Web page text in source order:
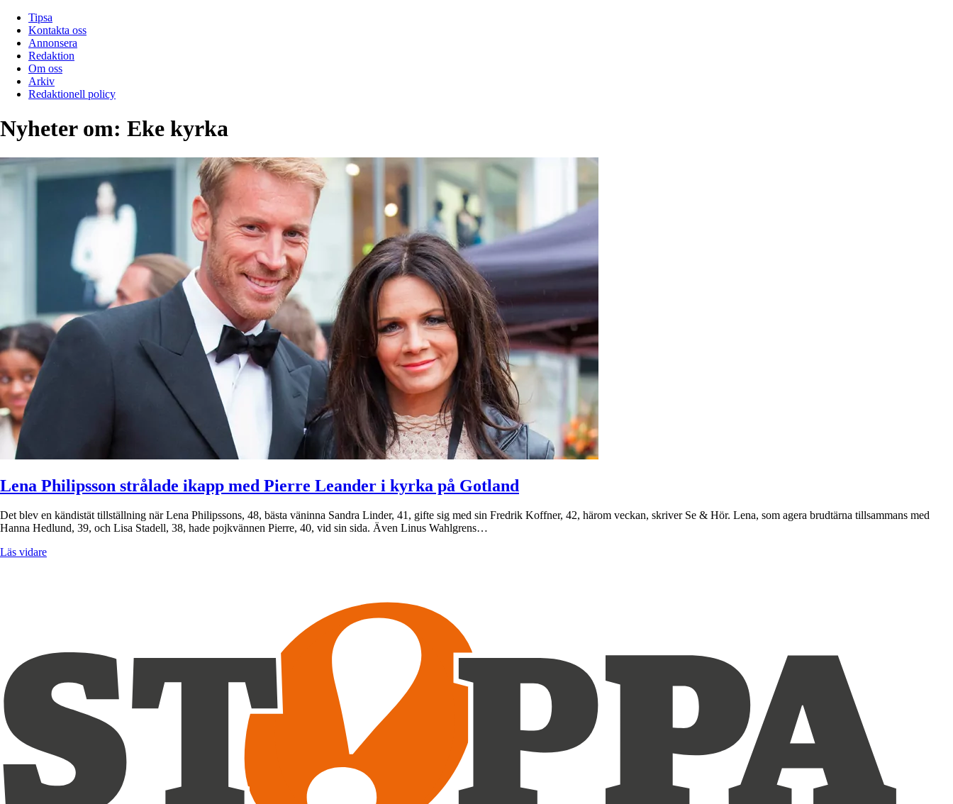
Tipsa
Kontakta oss
Annonsera
Redaktion
Om oss
Arkiv
Redaktionell policy
Nyheter om: Eke kyrka
Lena Philipsson strålade ikapp med Pierre Leander i kyrka på Gotland
Det blev en kändistät tillställning när Lena Philipssons, 48, bästa väninna Sandra Linder, 41, gifte sig med sin Fredrik Koffner, 42, härom veckan, skriver Se & Hör. Lena, som agera brudtärna tillsammans med
Hanna Hedlund, 39, och Lisa Stadell, 38, hade pojkvännen Pierre, 40, vid sin sida. Även Linus Wahlgrens…
Läs vidare